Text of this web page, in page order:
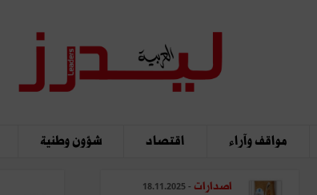
مواقف وآراء اقتصاد شؤون وطنية
اصدارات - 18.11.2025